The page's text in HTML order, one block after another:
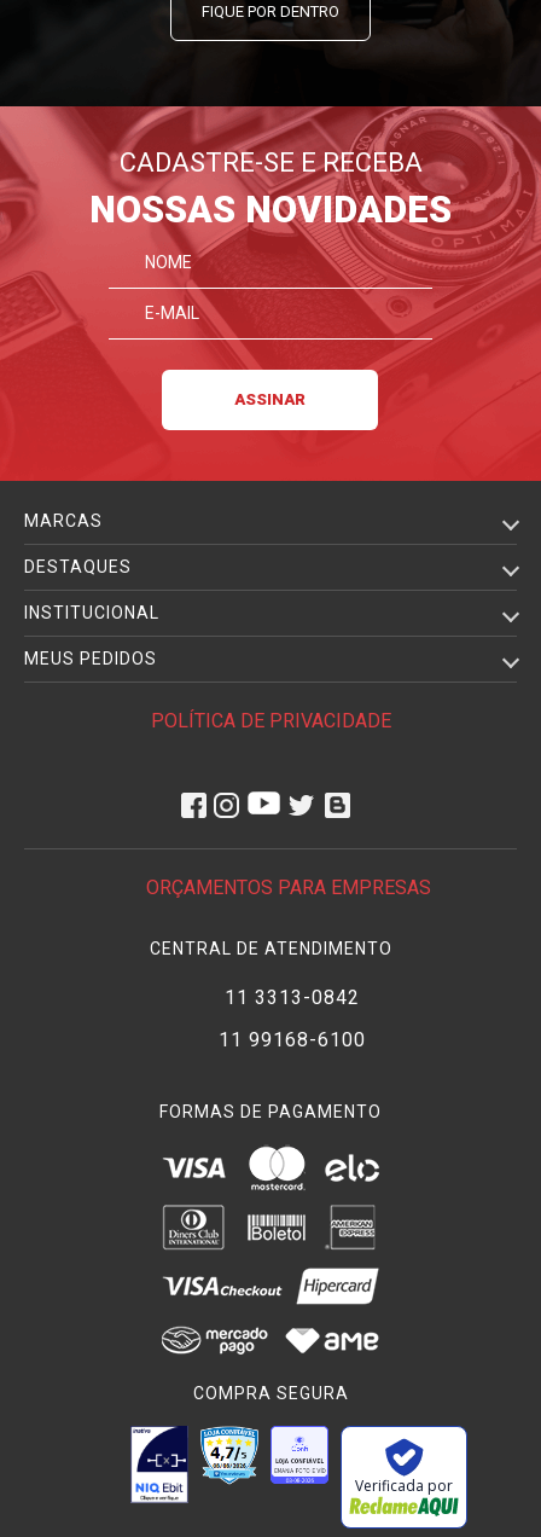
FIQUE POR DENTRO
CADASTRE-SE E RECEBA
NOSSAS NOVIDADES
MARCAS
DESTAQUES
INSTITUCIONAL
MEUS PEDIDOS
POLÍTICA DE PRIVACIDADE
ORÇAMENTOS PARA EMPRESAS
CENTRAL DE ATENDIMENTO
11 3313-0842
11 99168-6100
FORMAS DE PAGAMENTO
COMPRA SEGURA
Verificada por